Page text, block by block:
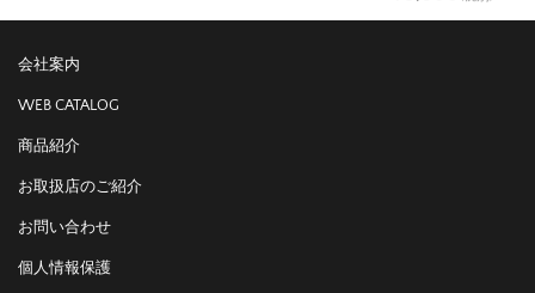
会社案内
WEB CATALOG
商品紹介
お取扱店のご紹介
お問い合わせ
個人情報保護